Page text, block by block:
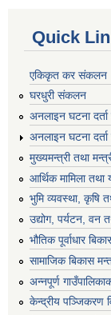
Quick
एकिकृत कर संकलन
घरधुरी संकलन
अनलाइन घटना
अनलाइन घटना दर्ता
मुख्यमन्त्री तथा
आर्थिक मामिला
भुमि व्यवस्था, कृषि
उद्योग, पर्यटन, वन
भौतिक पूर्वाधार
सामाजिक बिकास
अन्नपूर्ण
केन्द्रीय पञ्जिकरण